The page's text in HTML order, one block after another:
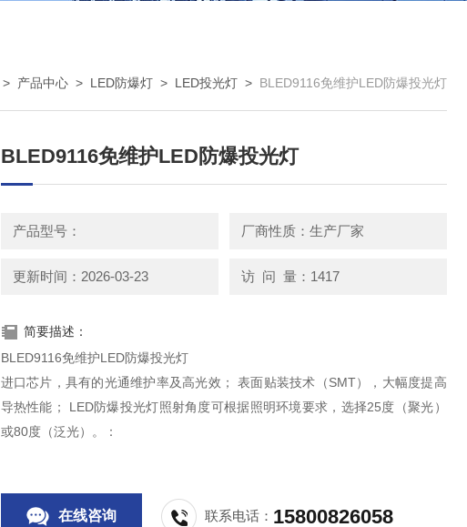
> 产品中心 > LED防爆灯 > LED投光灯 > BLED9116免维护LED防爆投光灯
BLED9116免维护LED防爆投光灯
产品型号： 厂商性质：生产厂家
更新时间：2026-03-23 访 问 量：1417
简要描述：
BLED9116免维护LED防爆投光灯
进口芯片，具有的光通维护率及高光效； 表面贴装技术（SMT），大幅度提高
导热性能； LED防爆投光灯照射角度可根据照明环境要求，选择25度（聚光）
或80度（泛光）。：
在线咨询 联系电话： 15800826058